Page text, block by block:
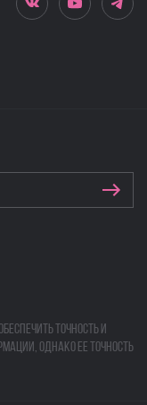
точность и
однако ее точность